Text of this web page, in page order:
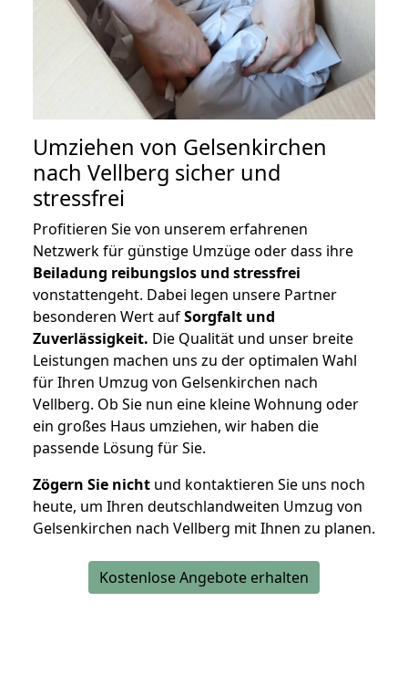
Umziehen von Gelsenkirchen
nach Vellberg sicher und
stressfrei
Profitieren Sie von unserem erfahrenen
Netzwerk für günstige Umzüge oder dass ihre
Beiladung reibungslos und stressfrei
vonstattengeht. Dabei legen unsere Partner
besonderen Wert aufSorgfalt und
Zuverlässigkeit. Die Qualität und unser breite
Leistungen machen uns zu der optimalen Wahl
für Ihren Umzug von Gelsenkirchen nach
Vellberg. Ob Sie nun eine kleine Wohnung oder
ein großes Haus umziehen, wir haben die
passende Lösung für Sie.
Zögern Sie nicht und kontaktieren Sie uns noch
heute, um Ihren deutschlandweiten Umzug von
Gelsenkirchen nach Vellberg mit Ihnen zu planen.
Kostenlose Angebote erhalten